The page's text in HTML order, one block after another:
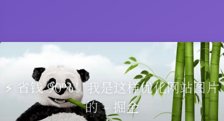
⚡️ 省钱 90%！我是这样优化网站图片
的 – 掘金